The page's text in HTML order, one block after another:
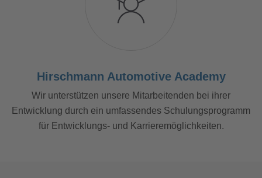
Hirschmann Automotive Academy
Wir unterstützen unsere Mitarbeitenden bei ihrer
Entwicklung durch ein umfassendes Schulungsprogramm
für Entwicklungs- und Karrieremöglichkeiten.